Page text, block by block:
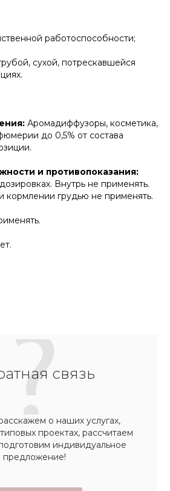
работоспособности;
сухой, потрескавшейся
Аромадиффузоры, косметика,
до 0,5% от состава
и противопоказания:
Внутрь не применять.
кормлении грудью не применять.
связь
о наших услугах,
проектах, рассчитаем
индивидуальное
предложение!